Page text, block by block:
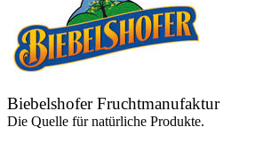
Biebelshofer Fruchtmanufaktur
Die Quelle für natürliche Produkte.